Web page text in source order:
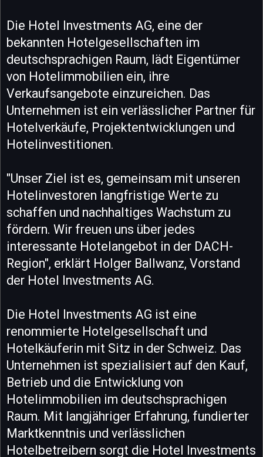
Die Hotel Investments AG, eine der
bekannten Hotelgesellschaften im
deutschsprachigen Raum, lädt Eigentümer
von Hotelimmobilien ein, ihre
Verkaufsangebote einzureichen. Das
Unternehmen ist ein verlässlicher Partner für
Hotelverkäufe, Projektentwicklungen und
Hotelinvestitionen.
"Unser Ziel ist es, gemeinsam mit unseren
Hotelinvestoren langfristige Werte zu
schaffen und nachhaltiges Wachstum zu
fördern. Wir freuen uns über jedes
interessante Hotelangebot in der DACH-
Region", erklärt Holger Ballwanz, Vorstand
der Hotel Investments AG.
Die Hotel Investments AG ist eine
renommierte Hotelgesellschaft und
Hotelkäuferin mit Sitz in der Schweiz. Das
Unternehmen ist spezialisiert auf den Kauf,
Betrieb und die Entwicklung von
Hotelimmobilien im deutschsprachigen
Raum. Mit langjähriger Erfahrung, fundierter
Marktkenntnis und verlässlichen
Hotelbetreibern sorgt die Hotel Investments